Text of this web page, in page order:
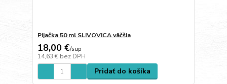
Pijačka 50 ml SLIVOVICA väčšia
18,00 €/sup
14,63 € bez DPH
Pridať do košíka